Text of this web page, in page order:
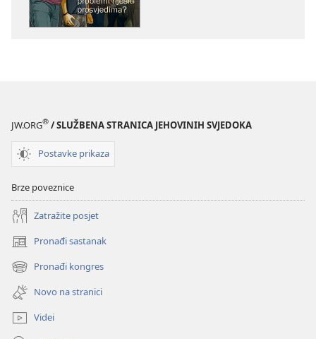
JW.ORG® / SLUŽBENA STRANICA JEHOVINIH SVJEDOKA
Postavke prikaza
Brze poveznice
Zatražite posjet
Pronađi sastanak
(otvara
se
novi
prozor)
Pronađi kongres
(otvara
se
novi
prozor)
Novo na stranici
Videi